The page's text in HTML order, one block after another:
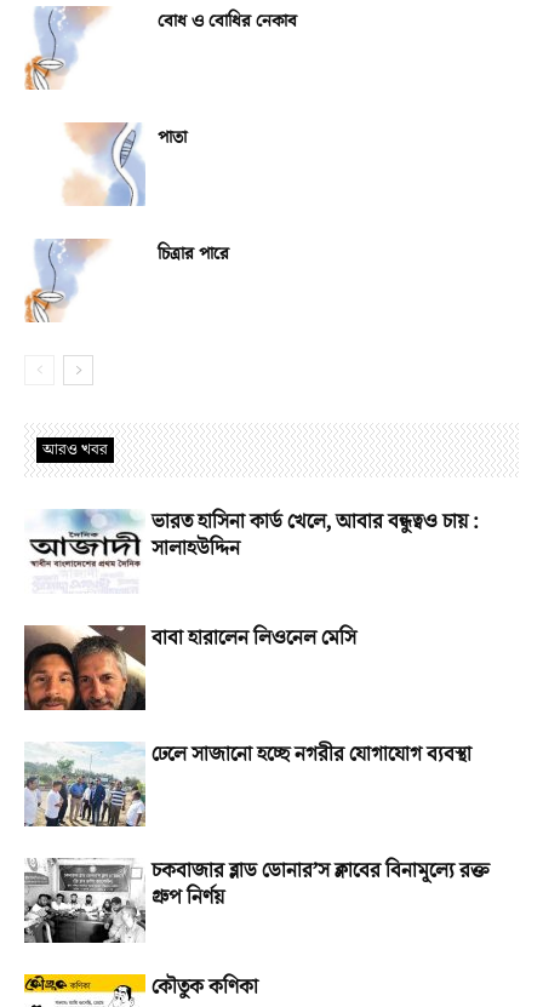
বোধ ও বোধির নেকাব
পাতা
চিত্রার পারে
আরও খবর
ভারত হাসিনা কার্ড খেলে, আবার বন্ধুত্বও চায় :
সালাহউদ্দিন
বাবা হারালেন লিওনেল মেসি
ঢেলে সাজানো হচ্ছে নগরীর যোগাযোগ ব্যবস্থা
চকবাজার ব্লাড ডোনার’স ক্লাবের বিনামূল্যে রক্ত
গ্রুপ নির্ণয়
কৌতুক কণিকা